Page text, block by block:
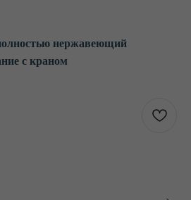
нержавеющий
с краном